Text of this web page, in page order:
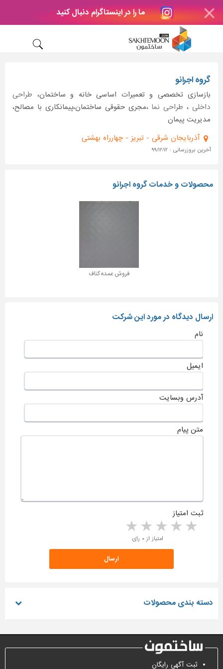
ما را در اینستاگرام دنبال کنید
گروه اجرانو
بازسازی تخصصی و تعمیرات اساسی خانه و ساختمان، طراحی
داخلی ، طراحی نما ،مجری حقوقی ساختمان،پیمانکاری با مصالح،
مدیریت پیمان
آذربایجان شرقی - تبریز - چهارراه بهشتی
آخرین بروزرسانی : ۹۹/۱۲/۱۲
محصولات و خدمات گروه اجرانو
فروش عمده کناف
ارسال دیدگاه در مورد این شرکت
نام
ایمیل
آدرس وبسایت
متن پیام
ثبت امتیاز
4 stars 3 stars 2 stars 1 star امتیاز از ۰ رای
دسته بندی محصولات
ثبت آگهی رایگان